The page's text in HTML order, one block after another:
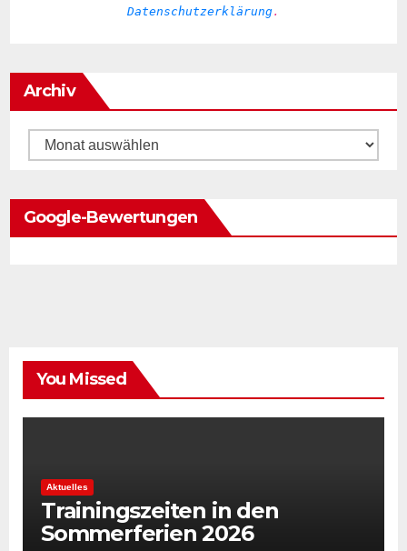
Datenschutzerklärung.
Archiv
Archiv
Google-Bewertungen
You Missed
Aktuelles
Trainingszeiten in den
Sommerferien 2026